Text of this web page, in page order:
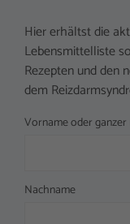
Hier erhältst die
Lebensmittelliste
Rezepten und den
dem
Vorname oder
Nachname